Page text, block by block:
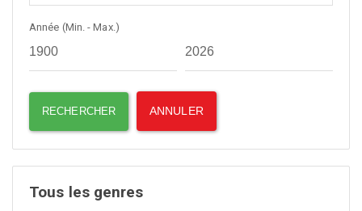
Année (Min. - Max.)
Tous les genres